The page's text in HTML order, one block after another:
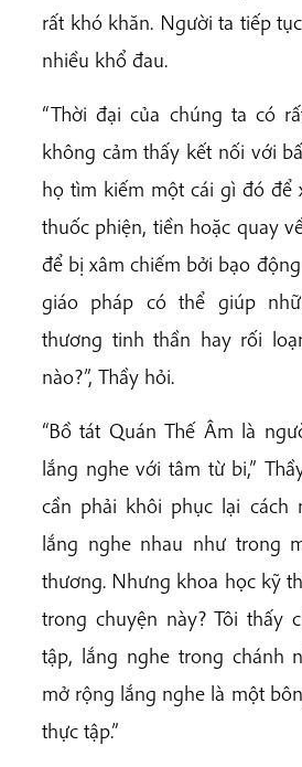
rất khó khăn. Người ta tiếp
nhiều khổ đau.
“Thời đại của chúng ta có
không cảm thấy kết nối với
họ tìm kiếm một cái gì đó để
thuốc phiện, tiền hoặc quay
để bị xâm chiếm bởi bạo
giáo pháp có thể giúp
thương tinh thần hay rối
nào?”, Thầy hỏi.
“Bồ tát Quán Thế Âm là
lắng nghe với tâm từ bi,”
cần phải khôi phục lại cách
lắng nghe nhau như trong
thương. Nhưng khoa học kỹ
trong chuyện này? Tôi thấy
tập, lắng nghe trong chánh
mở rộng lắng nghe là một
thực tập.”